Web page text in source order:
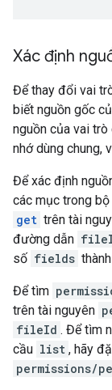
Xác định
Để thay đổi vai
biết nguồn gốc
nguồn của vai
nhớ dùng chung,
Để xác định
các mục trong
get trên tài
đường dẫn
số fields
Để tìm
trên tài nguyên
fileId . Để tìm
cầu list , hãy
permissions/